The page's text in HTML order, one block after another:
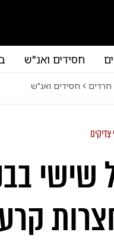
חסידים ואנ"ש
חרדים חסידים ואנ"ש
שישי